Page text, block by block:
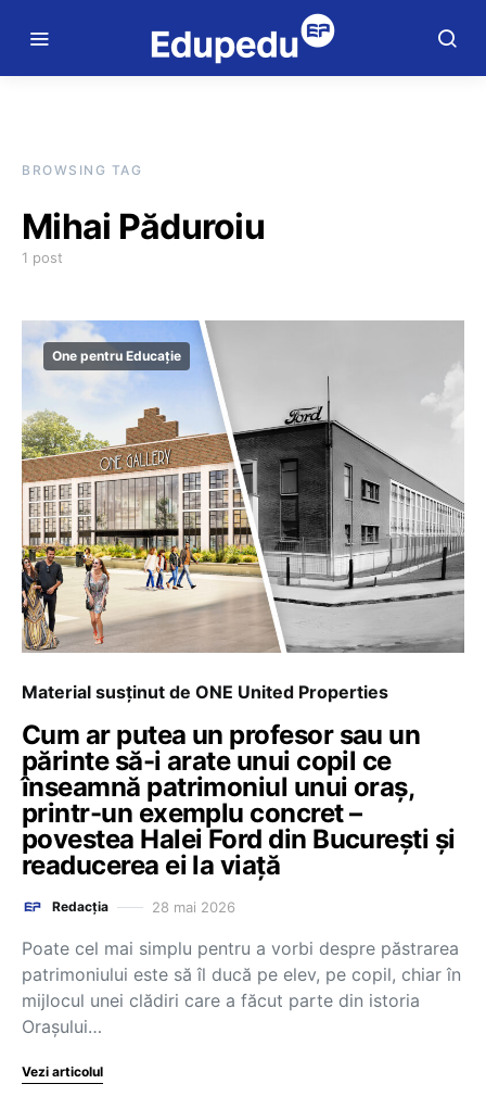
BROWSING TAG
Mihai Păduroiu
1 post
One pentru Educație
Material susținut de ONE United Properties
Cum ar putea un profesor sau un
părinte să-i arate unui copil ce
înseamnă patrimoniul unui oraș,
printr-un exemplu concret –
povestea Halei Ford din București și
readucerea ei la viață
Redacția 28 mai 2026
Poate cel mai simplu pentru a vorbi despre păstrarea
patrimoniului este să îl ducă pe elev, pe copil, chiar în
mijlocul unei clădiri care a făcut parte din istoria
Orașului…
Vezi articolul